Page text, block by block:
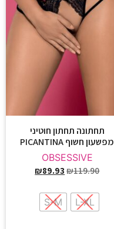
תחתונה תחתון חוטיני
מפשעון חשוף PICANTINA
OBSESSIVE
₪119.90
₪89.93
L-XL
S-M